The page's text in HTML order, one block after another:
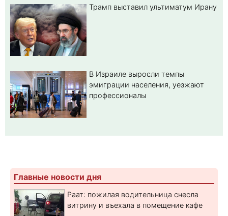
Трамп выставил ультиматум Ирану
В Израиле выросли темпы
эмиграции населения, уезжают
профессионалы
Главные новости дня
Раат: пожилая водительница снесла
витрину и въехала в помещение кафе